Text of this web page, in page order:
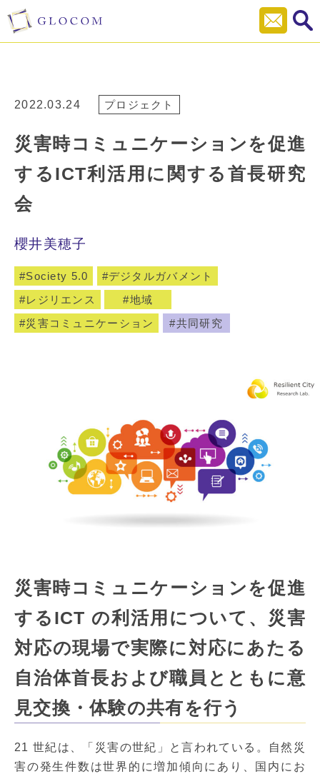
2022.03.24 プロジェクト
災害時コミュニケーションを促進
するICT利活用に関する首長研究
会
櫻井美穂子
Society 5.0
デジタルガバメント
レジリエンス
地域
災害コミュニケーション
共同研究
災害時コミュニケーションを促進
するICT の利活用について、災害
対応の現場で実際に対応にあたる
自治体首長および職員とともに意
見交換・体験の共有を行う
21 世紀は、「災害の世紀」と言われている。自然災
害の発生件数は世界的に増加傾向にあり、国内にお